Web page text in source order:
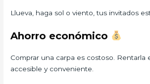
Llueva, haga sol o viento, tus invitados
Ahorro económico
Comprar una carpa es costoso. Rentarla
accesible y conveniente.